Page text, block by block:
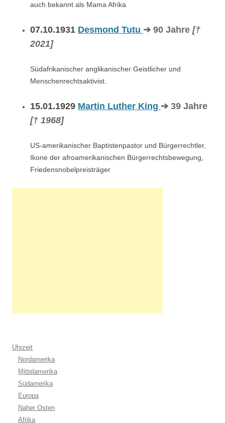
auch bekannt als Mama Afrika
07.10.1931 Desmond Tutu ➔ 90 Jahre [†
2021]
Südafrikanischer anglikanischer Geistlicher und
Menschenrechtsaktivist.
15.01.1929 Martin Luther King ➔ 39 Jahre
[† 1968]
US-amerikanischer Baptistenpastor und Bürgerrechtler,
Ikone der afroamerikanischen Bürgerrechtsbewegung,
Friedensnobelpreisträger
Uhrzeit
Nordamerika
Mittelamerika
Südamerika
Europa
Naher Osten
Afrika